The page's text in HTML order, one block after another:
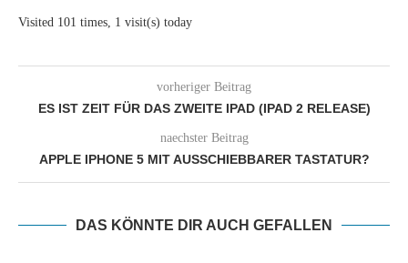
Visited 101 times, 1 visit(s) today
vorheriger Beitrag
ES IST ZEIT FÜR DAS ZWEITE IPAD (IPAD 2 RELEASE)
naechster Beitrag
APPLE IPHONE 5 MIT AUSSCHIEBBARER TASTATUR?
DAS KÖNNTE DIR AUCH GEFALLEN